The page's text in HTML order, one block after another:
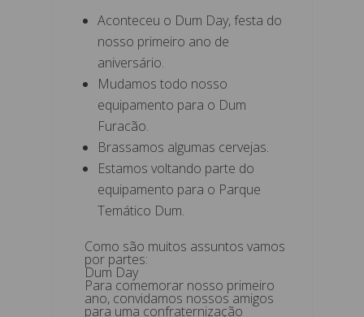
Aconteceu o Dum Day, festa do
nosso primeiro ano de
aniversário.
Mudamos todo nosso
equipamento para o Dum
Furacão.
Brassamos algumas cervejas.
Estamos voltando parte do
equipamento para o Parque
Temático Dum.
Como são muitos assuntos vamos
por partes:
Dum Day
Para comemorar nosso primeiro
ano, convidamos nossos amigos
para uma confraternização